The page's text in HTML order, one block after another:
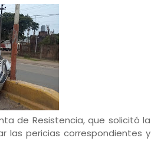
de Resistencia, que solicitó la
las pericias correspondientes y